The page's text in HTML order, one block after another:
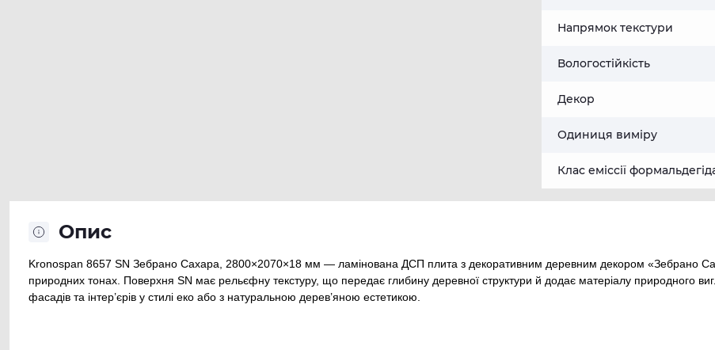
Напрямок текстури
Вологостійкість
Декор
Одиниця виміру
Клас еміссії
Опис
Kronospan 8657 SN Зебрано Сахара, 2800×2070×18 мм — ламінована ДСП плита з декоративним деревним декором «Зебрано
природних тонах. Поверхня SN має рельєфну текстуру, що передає глибину деревної структури й додає матеріалу природного
фасадів та інтер’єрів у стилі еко або з натуральною дерев’яною естетикою.